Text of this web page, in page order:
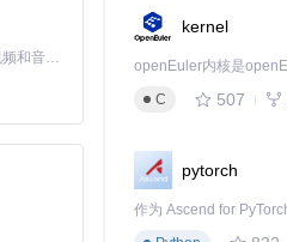
MiniMax H3 是一个通用的全模态生成系统。它支持对由文本、图像、视频和音频组成的多模态上下文进行统一理解，并能生成分辨率高达 2K、时长可达 15 秒的带原生立体声音频的视频。得益于面向任务泛化的系统设计，H3 在预训练阶段就已具备广泛的多模态上下文理解与生成能力，能够出色地执行复杂的多模态指令。
kernel
C
507
pytorch